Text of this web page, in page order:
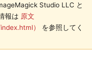
Studio LLC と
報は 原文
）
を参照してく